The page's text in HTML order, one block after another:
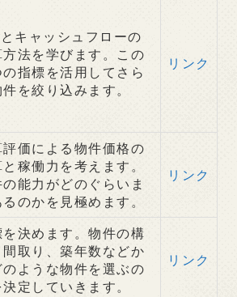
キャッシュフローの
法を学びます。この
の指標を活用してさら
を絞り込みます。
リンク
価による物件価格の
稼働力を考えます。
能力がどのぐらいま
のかを見極めます。
リンク
を決めます。物件の構
取り、築年数などか
のような物件を選ぶの
定していきます。
リンク